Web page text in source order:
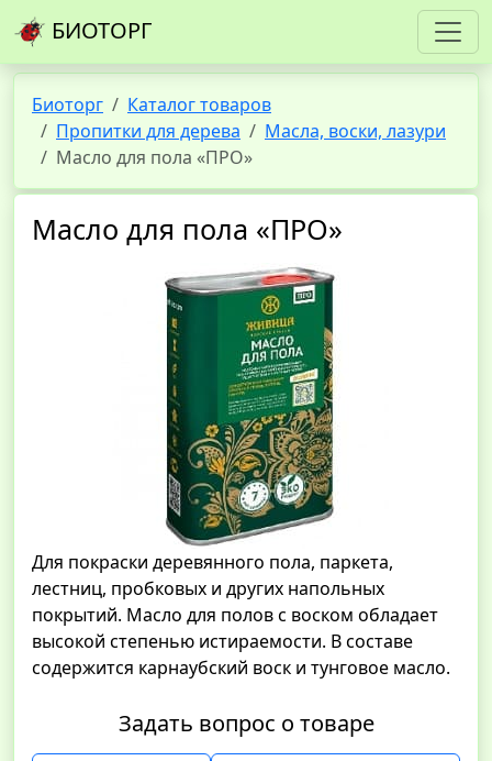
БИОТОРГ
Биоторг
Каталог товаров
Пропитки для дерева
Масла, воски, лазури
Масло для пола «ПРО»
Масло для пола «ПРО»
Для покраски деревянного пола, паркета,
лестниц, пробковых и других напольных
покрытий. Масло для полов с воском обладает
высокой степенью истираемости. В составе
содержится карнаубский воск и тунговое масло.
Задать вопрос о товаре